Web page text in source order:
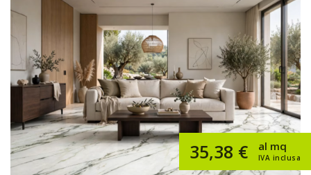
35,38 € IVA inclusa
al mq